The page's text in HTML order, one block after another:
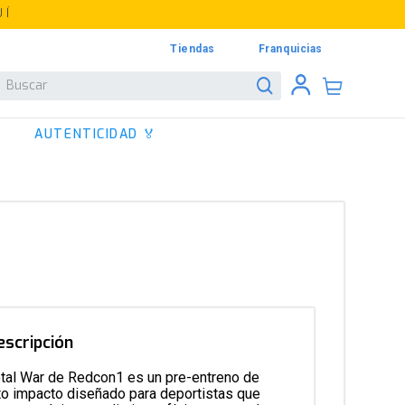
Tiendas Franquicias
Buscar
AUTENTICIDAD 🏅
War de Redcon1 es un pre-entreno de
impacto diseñado para deportistas que